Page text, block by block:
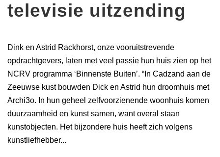
televisie uitzending
Dink en Astrid Rackhorst, onze vooruitstrevende
opdrachtgevers, laten met veel passie hun huis zien op het
NCRV programma ‘Binnenste Buiten’. “In Cadzand aan de
Zeeuwse kust bouwden Dick en Astrid hun droomhuis met
Archi3o. In hun geheel zelfvoorzienende woonhuis komen
duurzaamheid en kunst samen, want overal staan
kunstobjecten. Het bijzondere huis heeft zich volgens
kunstliefhebber...